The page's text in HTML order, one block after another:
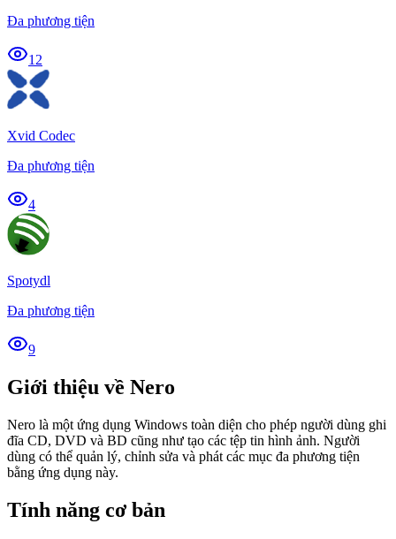
Đa phương tiện
12
Xvid Codec
Đa phương tiện
4
Spotydl
Đa phương tiện
9
Giới thiệu về Nero
Nero là một ứng dụng Windows toàn diện cho phép người dùng ghi
đĩa CD, DVD và BD cũng như tạo các tệp tin hình ảnh. Người
dùng có thể quản lý, chỉnh sửa và phát các mục đa phương tiện
bằng ứng dụng này.
Tính năng cơ bản